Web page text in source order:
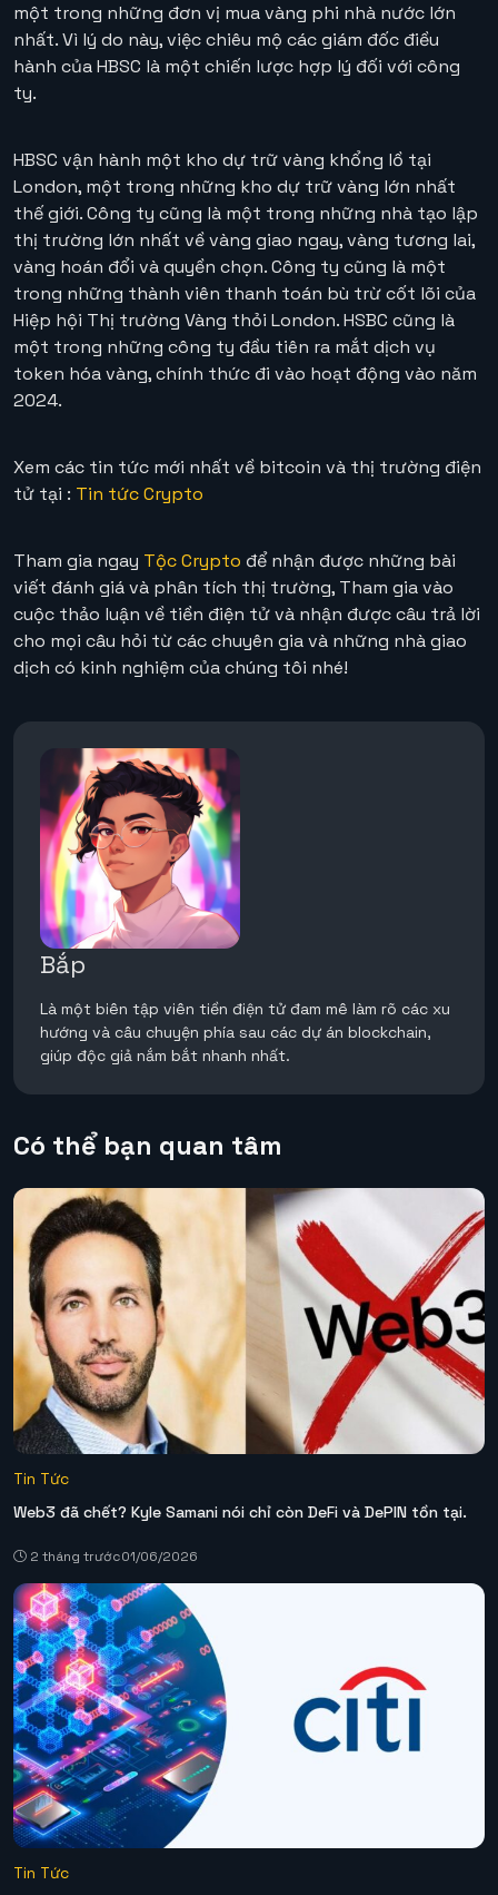
một trong những đơn vị mua vàng phi nhà nước lớn
nhất. Vì lý do này, việc chiêu mộ các giám đốc điều
hành của HBSC là một chiến lược hợp lý đối với công
ty.
HBSC vận hành một kho dự trữ vàng khổng lồ tại
London, một trong những kho dự trữ vàng lớn nhất
thế giới. Công ty cũng là một trong những nhà tạo lập
thị trường lớn nhất về vàng giao ngay, vàng tương lai,
vàng hoán đổi và quyền chọn. Công ty cũng là một
trong những thành viên thanh toán bù trừ cốt lõi của
Hiệp hội Thị trường Vàng thỏi London. HSBC cũng là
một trong những công ty đầu tiên ra mắt dịch vụ
token hóa vàng, chính thức đi vào hoạt động vào năm
2024.
Xem các tin tức mới nhất về bitcoin và thị trường điện
tử tại : Tin tức Crypto
Tham gia ngay Tộc Crypto để nhận được những bài
viết đánh giá và phân tích thị trường, Tham gia vào
cuộc thảo luận về tiền điện tử và nhận được câu trả lời
cho mọi câu hỏi từ các chuyên gia và những nhà giao
dịch có kinh nghiệm của chúng tôi nhé!
Bắp
Là một biên tập viên tiền điện tử đam mê làm rõ các xu
hướng và câu chuyện phía sau các dự án blockchain,
giúp độc giả nắm bắt nhanh nhất.
Có thể bạn quan tâm
Tin Tức
Web3 đã chết? Kyle Samani nói chỉ còn DeFi và DePIN tồn tại.
2 tháng trước01/06/2026
Tin Tức